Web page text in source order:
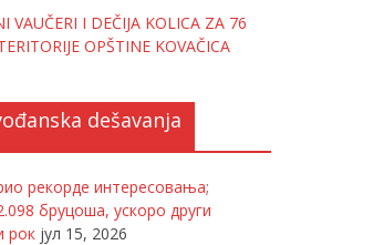
VAUČERI I DEČIJA KOLICA ZA 76
OPŠTINE KOVAČICA
dešavanja
рекорде интересовања;
бруцоша, ускоро други
рок јул 15, 2026